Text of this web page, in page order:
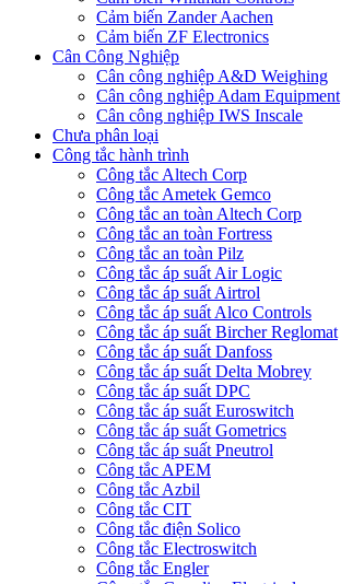
Cảm biến Zander Aachen
Cảm biến ZF Electronics
Cân Công Nghiệp
Cân công nghiệp A&D Weighing
Cân công nghiệp Adam Equipment
Cân công nghiệp IWS Inscale
Chưa phân loại
Công tắc hành trình
Công tắc Altech Corp
Công tắc Ametek Gemco
Công tắc an toàn Altech Corp
Công tắc an toàn Fortress
Công tắc an toàn Pilz
Công tắc áp suất Air Logic
Công tắc áp suất Airtrol
Công tắc áp suất Alco Controls
Công tắc áp suất Bircher Reglomat
Công tắc áp suất Danfoss
Công tắc áp suất Delta Mobrey
Công tắc áp suất DPC
Công tắc áp suất Euroswitch
Công tắc áp suất Gometrics
Công tắc áp suất Pneutrol
Công tắc APEM
Công tắc Azbil
Công tắc CIT
Công tắc điện Solico
Công tắc Electroswitch
Công tắc Engler